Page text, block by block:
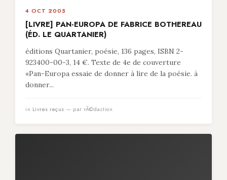
4 OCT 2005
[LIVRE] PAN-EUROPA DE FABRICE BOTHEREAU
(ÉD. LE QUARTANIER)
éditions Quartanier, poésie, 136 pages, ISBN 2-
923400-00-3, 14 €. Texte de 4e de couverture
«Pan-Europa essaie de donner à lire de la poésie. à
donner...
in Livres reçus — par rÃ©daction